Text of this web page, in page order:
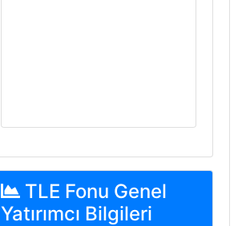
TLE Fonu Genel
Yatırımcı Bilgileri